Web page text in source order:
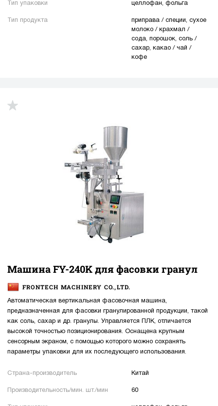
Тип упаковки целлофан, фольга
Тип продукта
приправа / специи, сухое
молоко / крахмал /
сода, порошок, соль /
сахар, какао / чай /
кофе
Машина FY-240K для фасовки гранул
FRONTECH MACHINERY CO.,LTD.
Автоматическая вертикальная фасовочная машина,
предназначенная для фасовки гранулированной продукции, такой
как соль, сахар и др. гранулы. Управляется ПЛК, отличается
высокой точностью позиционирования. Оснащена крупным
сенсорным экраном, с помощью которого можно сохранять
параметры упаковки для их последующего использования.
Страна-производитель Китай
Производительность/мин. шт./мин 60